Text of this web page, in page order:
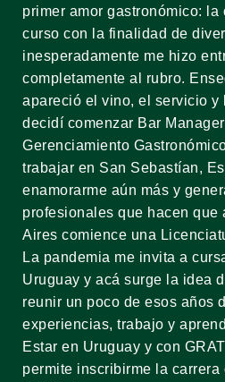
primer amor gastronómico: la
curso con la finalidad de
inesperadamente me hizo
completamente al rubro.
apareció el vino, el servicio y
decidí comenzar Bar
Gerenciamiento
trabajar en San Sebastían,
enamorarme aún más y
profesionales que hacen que
Aires comience una
La pandemia me invita a
Uruguay y acá surge la idea
reunir un poco de esos años
experiencias, trabajo y
Estar en Uruguay y con
permite inscribirme la carrera